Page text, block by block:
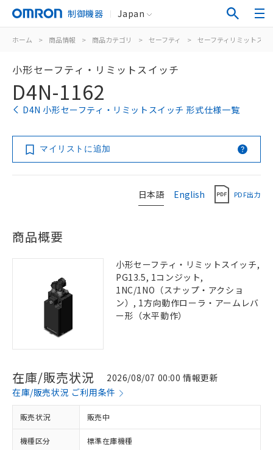
制御機器 Japan
ホーム > 商品情報 > 商品カテゴリ > セーフティ > セーフティリミットスイ
小形セーフティ・リミットスイッチ
D4N-1162
D4N 小形セーフティ・リミットスイッチ 形式仕様一覧
マイリストに追加
日本語 English PDF出力
商品概要
小形セーフティ・リミットスイッチ,
PG13.5, 1コンジット,
1NC/1NO（スナップ・アクショ
ン）, 1方向動作ローラ・アームレバ
ー形（水平動作）
在庫/販売状況
2026/08/07 00:00 情報更新
在庫/販売状況 ご利用条件
販売状況 販売中
機種区分 標準在庫機種